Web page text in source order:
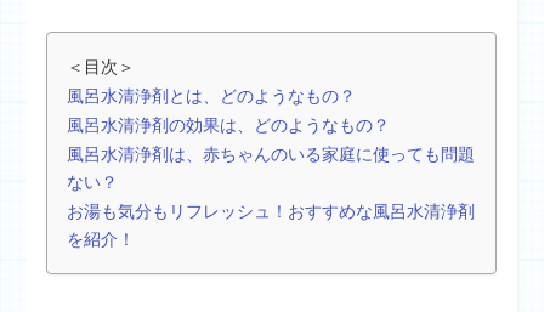
＜目次＞
風呂水清浄剤とは、どのようなもの？
風呂水清浄剤の効果は、どのようなもの？
風呂水清浄剤は、赤ちゃんのいる家庭に使っても問題
ない？
お湯も気分もリフレッシュ！おすすめな風呂水清浄剤
を紹介！